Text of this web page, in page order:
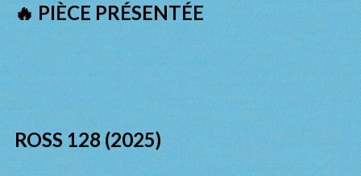
🔥 PIÈCE PRÉSENTÉE
ROSS 128 (2025)